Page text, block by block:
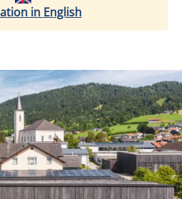
in English